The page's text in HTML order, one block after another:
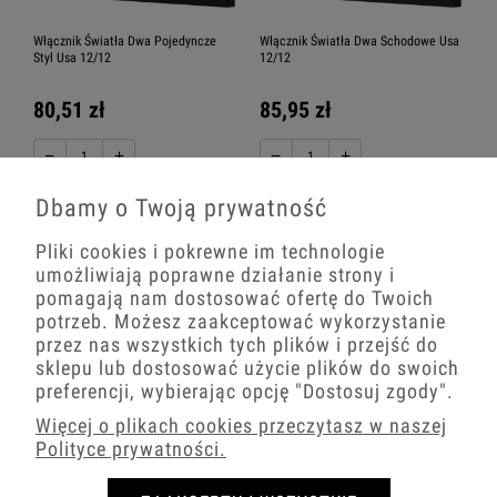
Włącznik Światła Dwa Pojedyncze
Styl Usa 12/12
80,51 zł
− +
Włącznik Światła Dwa Schodowe Usa
12/12
85,95 zł
− +
Włącznik Światła Podwójny I
Krzyżowy Usa 12/12
Włącznik Światła Podwójny I
Dbamy o Twoją prywatność
Pliki cookies i pokrewne im technologie
umożliwiają poprawne działanie strony i
pomagają nam dostosować ofertę do Twoich
potrzeb. Możesz zaakceptować wykorzystanie
przez nas wszystkich tych plików i przejść do
sklepu lub dostosować użycie plików do swoich
preferencji, wybierając opcję "Dostosuj zgody".
Więcej o plikach cookies przeczytasz w naszej
Polityce prywatności.